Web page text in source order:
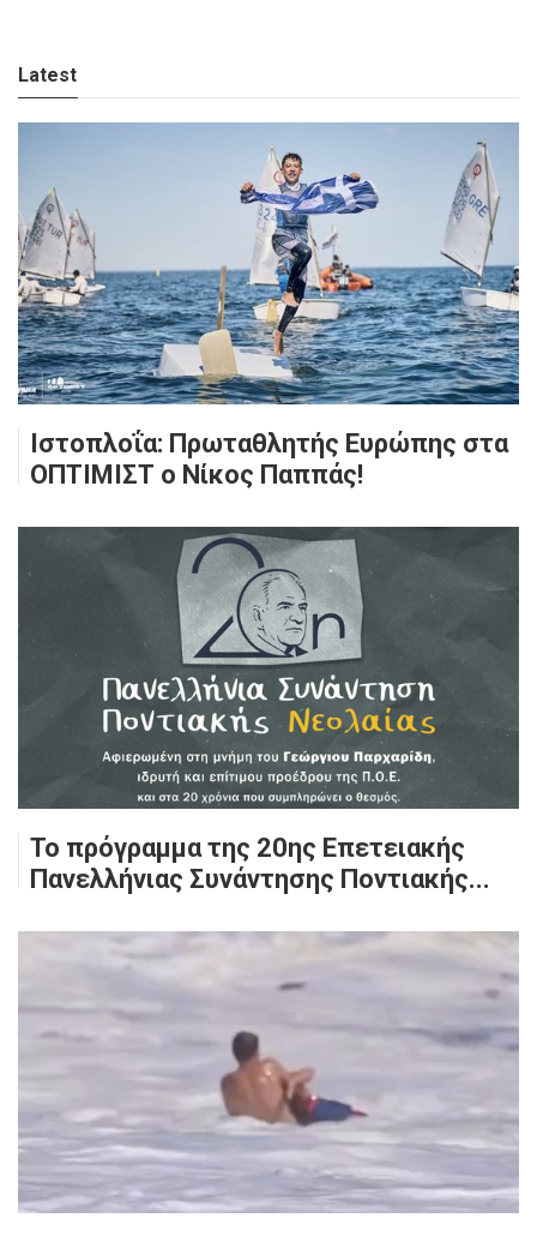
Latest
Ιστοπλοΐα: Πρωταθλητής Ευρώπης στα
ΟΠΤΙΜΙΣΤ ο Νίκος Παππάς!
Το πρόγραμμα της 20ης Επετειακής
Πανελλήνιας Συνάντησης Ποντιακής...